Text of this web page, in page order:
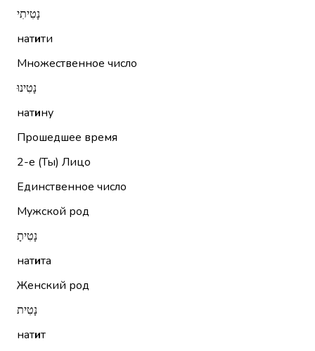
נָטִיתִי
натити
Множественное число
נָטִינוּ
натину
Прошедшее время
2-е (Ты) Лицо
Единственное число
Мужской род
נָטִיתָ
натита
Женский род
נָטִית
натит